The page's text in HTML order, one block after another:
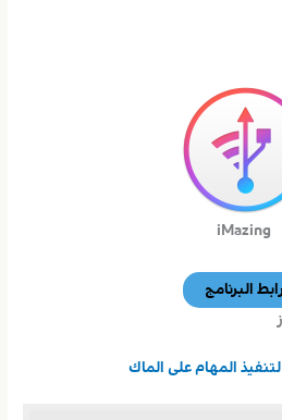
iMazing
رابط البرنامج
لتنفيذ المهام على الماك